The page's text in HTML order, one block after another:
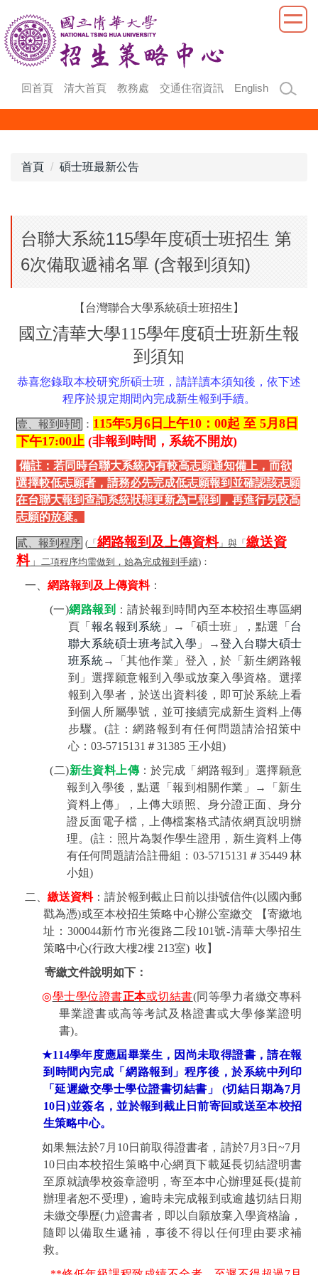
到
主
要
回首頁 清大首頁 教務處 交通住宿資訊 English
首頁 碩士班最新公告
台聯大系統115學年度碩士班招生 第
6次備取遞補名單 (含報到須知)
【台灣聯合大學系統碩士班招生】
國立清華大學115學年度碩士班新生報
到須知
恭喜您錄取本校研究所碩士班，請詳讀本須知後，依下述
程序於規定期間內完成新生報到手續。
壹、報到時間 ： 115年5月6日上午10：00起 至 5月8日
下午17:00止 (非報到時間，系統不開放)
備註：若同時台聯大系統內有較高志願通知備上，而欲
選擇較低志願者，請務必先完成低志願報到並確認該志願
在台聯大報到查詢系統狀態更新為已報到，再進行另較高
志願的放棄。
貳、報到程序 (「 網路報到及上傳資料」與「 繳送資
料」 二項程序均需做到，始為完成報到手續) ：
一、 網路報到及上傳資料：
(一)網路報到 ：請於報到時間內至本校招生專區網
頁「 報名報到系統 」→ 「碩士班」，點選「 台
聯大系統碩士班考試入學 」 →登入台聯大碩士
班系統→
「其他作業」登入，於「新生網路報
到」選擇願意報到入學或放棄入學資格。選擇
報到入學者，於送出資料後，即可於系統上看
到個人所屬學號，並可接續完成新生資料上傳
步驟。(註：網路報到有任何問題請洽招策中
心： 03-5715131 ＃31385 王小姐)
(二)新生資料上傳：於完成「網路報到」選擇願意
報到入學後，點選「報到相關作業」
→
「新生
資料上傳」，上傳大頭照、身分證正面、身分
證反面電子檔，上傳檔案格式請依網頁說明辦
理。 (註：照片為製作學生證用，新生資料上傳
有任何問題請洽註冊組： 03-5715131 ＃35449林
小姐)
二、繳送資料：請於報到截止日前以掛號信件(以國內郵
戳為憑)或至本校招生策略中心辦公室繳交
【寄繳地
址： 300044新竹市光復路二段101號-清華大學招生
策略中心(行政大樓2樓 213室) 收】
寄繳文件說明如下：
◎學士學位證書正本或切結書(同等學力者繳交專科
畢業證書或高等考試及格證書或大學修業證明
書)。
★114學年度應屆畢業生，因尚未取得證書，請在報
到時間內完成「網路報到」程序後，於系統中列印
「延遲繳交學士學位證書切結書」
(切結日期為7月
10 日 )並簽名，並於報到截止日前寄回或送至本校招
生策略中心。
如果無法於7 月 10日前取得證書者，請於7月3 日 ~7月
10 日由本校招生策略中心網頁下載延長切結證明書
至原就讀學校簽章證明，寄至本中心辦理延長(提前
辦理者恕不受理) ，逾時未完成報到或逾越切結日期
未繳交學歷(力)證書者，即以自願放棄入學資格論，
隨即以備取生遞補，事後不得以任何理由要求補
救。